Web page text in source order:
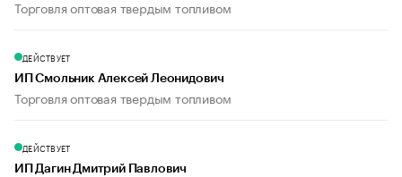
Торговля оптовая твердым топливом
ДЕЙСТВУЕТ
ИП Смольник Алексей Леонидович
Торговля оптовая твердым топливом
ДЕЙСТВУЕТ
ИП Дагин Дмитрий Павлович